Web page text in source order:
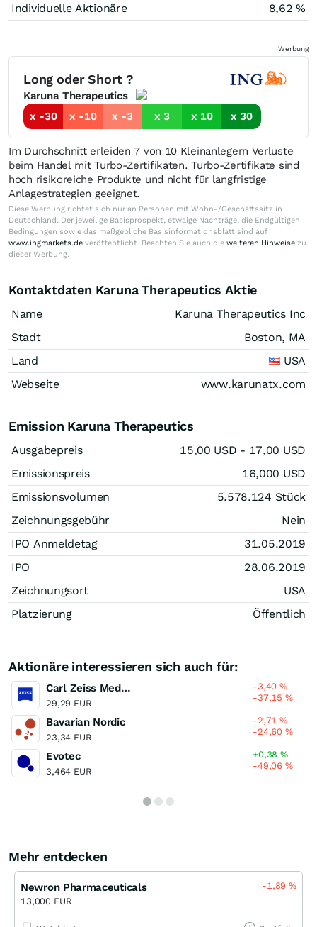
Individuelle Aktionäre
8,62 %
Werbung
Long oder Short ?
Karuna Therapeutics
x -30
x -10 x -3 x 3 x 10 x 30
Im Durchschnitt erleiden 7 von 10 Kleinanlegern Verluste
beim Handel mit Turbo-Zertifikaten. Turbo-Zertifikate sind
hoch risikoreiche Produkte und nicht für langfristige
Anlagestrategien geeignet.
Diese Werbung richtet sich nur an Personen mit Wohn-/Geschäftssitz in
Deutschland. Der jeweilige Basisprospekt, etwaige Nachträge, die Endgültigen
Bedingungen sowie das maßgebliche Basisinformationsblatt sind auf
www.ingmarkets.de veröffentlicht. Beachten Sie auch die weiteren Hinweise zu
dieser Werbung.
Kontaktdaten Karuna Therapeutics Aktie
Name
Karuna Therapeutics Inc
Stadt
Boston, MA
Land
USA
Webseite
www.karunatx.com
Emission Karuna Therapeutics
Ausgabepreis 15,00 USD - 17,00 USD
Emissionspreis
16,000 USD
Emissionsvolumen
5.578.124 Stück
Zeichnungsgebühr
Nein
IPO Anmeldetag
31.05.2019
IPO
28.06.2019
Zeichnungsort
USA
Platzierung
Öffentlich
Aktionäre interessieren sich auch für:
Carl Zeiss Meditec
29,29 EUR
-3,40%
-37,15%
Bavarian Nordic
23,34 EUR
-2,71%
-24,60%
Evotec
3,464 EUR
+0,38%
-49,06%
Mehr entdecken
Newron Pharmaceuticals
13,000 EUR
-1,89%